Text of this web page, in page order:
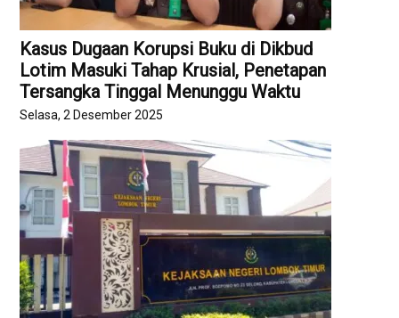
Kasus Dugaan Korupsi Buku di Dikbud
Lotim Masuki Tahap Krusial, Penetapan
Tersangka Tinggal Menunggu Waktu
Selasa, 2 Desember 2025